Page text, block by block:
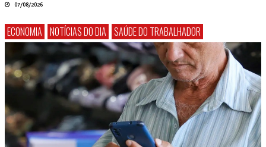
07/08/2026
ECONOMIA NOTÍCIAS DO DIA SAÚDE DO TRABALHADOR